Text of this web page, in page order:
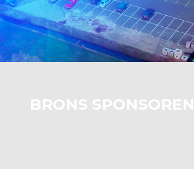
BRONS SPONSOREN